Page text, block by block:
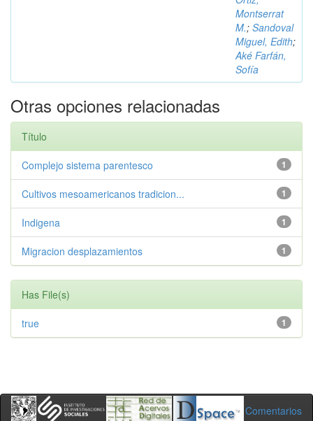
Montserrat
M.; Sandoval
Miguel, Edith;
Aké Farfán,
Sofía
Otras opciones relacionadas
Título
1
Complejo sistema parentesco
1
Cultivos mesoamericanos tradicion...
1
Indigena
1
Migracion desplazamientos
Has File(s)
1
true
Comentarios